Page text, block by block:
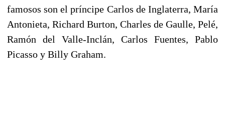
famosos son el príncipe Carlos de Inglaterra, María
Antonieta, Richard Burton, Charles de Gaulle, Pelé,
Ramón del Valle-Inclán, Carlos Fuentes, Pablo
Picasso y Billy Graham.